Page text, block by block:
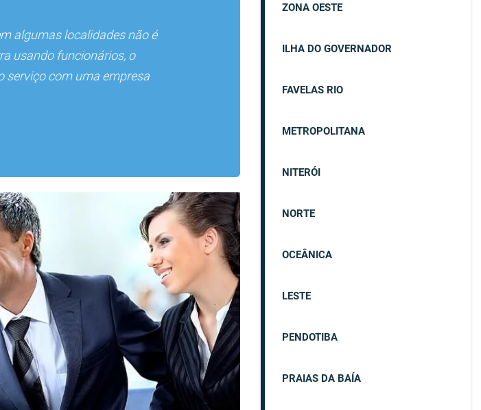
algumas localidades não é
usando funcionários, o
serviço com uma empresa
ZONA OESTE
ILHA DO GOVERNADOR
FAVELAS RIO
METROPOLITANA
NITERÓI
NORTE
OCEÂNICA
LESTE
PENDOTIBA
PRAIAS DA BAÍA